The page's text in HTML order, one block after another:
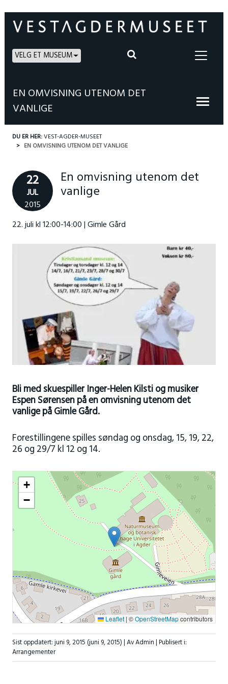
VELG ET MUSEUM
EN OMVISNING UTENOM DET
VANLIGE
DU ER HER:VEST-AGDER-MUSEET
EN OMVISNING UTENOM DET VANLIGE
22
JUL
2015
En omvisning utenom det
vanlige
22. juli kl 12:00-14:00 | Gimle Gård
Bli med skuespiller Inger-Helen Kilsti og musiker
Espen Sørensen på en omvisning utenom det
vanlige på Gimle Gård.
Forestillingene spilles søndag og onsdag, 15, 19, 22,
26 og 29/7 kl 12 og 14.
+
−
Leaflet | ©OpenStreetMapcontributors
Sist oppdatert:juni 9, 2015 (juni 9, 2015)| Av Admin |Publisert i:
Arrangementer